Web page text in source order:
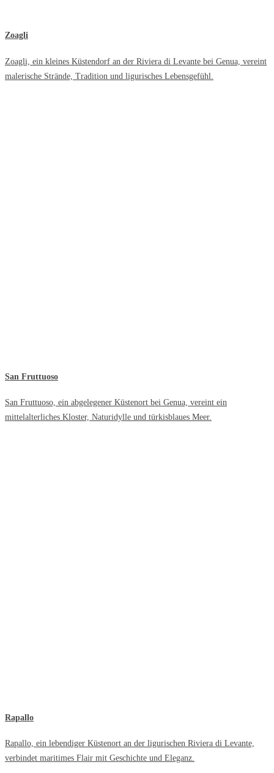
Zoagli
Zoagli, ein kleines Küstendorf an der Riviera di Levante bei Genua, vereint
malerische Strände, Tradition und ligurisches Lebensgefühl.
San Fruttuoso
San Fruttuoso, ein abgelegener Küstenort bei Genua, vereint ein
mittelalterliches Kloster, Naturidylle und türkisblaues Meer.
Rapallo
Rapallo, ein lebendiger Küstenort an der ligurischen Riviera di Levante,
verbindet maritimes Flair mit Geschichte und Eleganz.